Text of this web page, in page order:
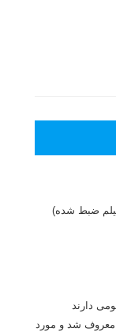
ضبط شده)
دارند
معروف شد و مورد